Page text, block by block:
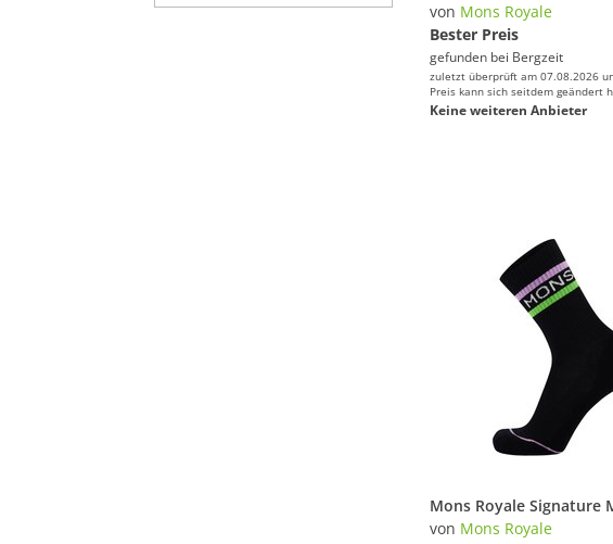
von Mons Royale
Bester Preis
gefunden bei Bergzeit
zuletzt überprüft am 07.08.2026
Preis kann sich seitdem geändert
Keine weiteren Anbieter
von Mons Royale